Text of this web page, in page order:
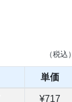
（税込）
単価
¥717